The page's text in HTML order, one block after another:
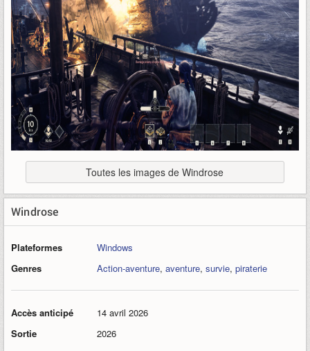
Toutes les images de Windrose
Windrose
Plateformes
Windows
Genres
Action-aventure, aventure, survie, piraterie
Accès anticipé
14 avril 2026
Sortie
2026